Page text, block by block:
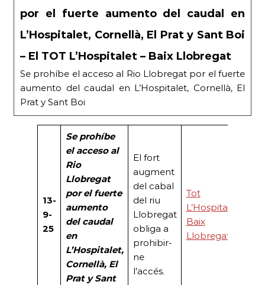
por el fuerte aumento del caudal en
L’Hospitalet, Cornellà, El Prat y Sant Boi
– El TOT L’Hospitalet – Baix Llobregat
Se prohíbe el acceso al Rio Llobregat por el fuerte
aumento del caudal en L’Hospitalet, Cornellà, El
Prat y Sant Boi
13-
9-
25
Se prohíbe
el acceso al
Rio
Llobregat
por el fuerte
aumento
del caudal
en
L’Hospitalet,
Cornellà, El
Prat y Sant
El fort
augment
del cabal
del riu
Llobregat
obliga a
prohibir-
ne
l’accés.
Tot
L’Hospitalet
Baix
Llobregat